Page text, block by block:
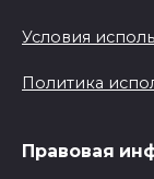
Условия
Политика
Правовая